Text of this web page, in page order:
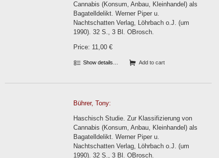
Cannabis (Konsum, Anbau, Kleinhandel) als
Bagatelldelikt. Werner Piper u.
Nachtschatten Verlag, Löhrbach o.J. (um
1990). 32 S., 3 Bl. OBrosch.
Price: 11,00 €
Show details… Add to cart
Bührer, Tony:
Haschisch Studie. Zur Klassifizierung von
Cannabis (Konsum, Anbau, Kleinhandel) als
Bagatelldelikt. Werner Piper u.
Nachtschatten Verlag, Löhrbach o.J. (um
1990). 32 S., 3 Bl. OBrosch.